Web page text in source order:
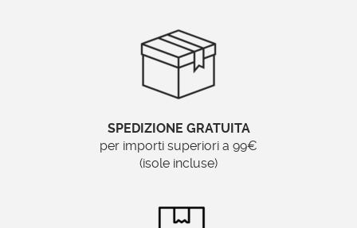
SPEDIZIONE GRATUITA
per importi superiori a 99€
(isole incluse)